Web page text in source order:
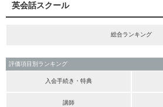
英会話スクール
総合ランキング
評価項目別ランキング
入会手続き・特典
講師